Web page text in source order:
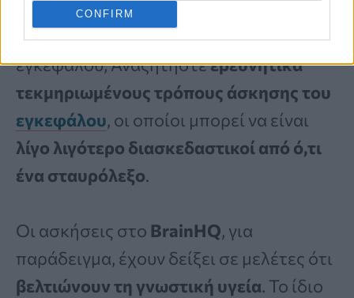
CONFIRM
Πώς μπορείτε να αποκτήσετε αυτού του
είδους τη βελτίωση στην υγεία του
εγκεφάλου; Αναζητήστεερευνητικά
τεκμηριωμένους τρόπους άσκησης του
εγκεφάλου, οι οποίοι μπορεί να είναι
λίγο λιγότερο διασκεδαστικοί από ό,τι
ένα σταυρόλεξο.
Οι ασκήσεις στο BrainHQ, για
παράδειγμα, έχουν δείξει σε μελέτες ότι
βελτιώνουν τη γνωστική υγεία. Το ίδιο